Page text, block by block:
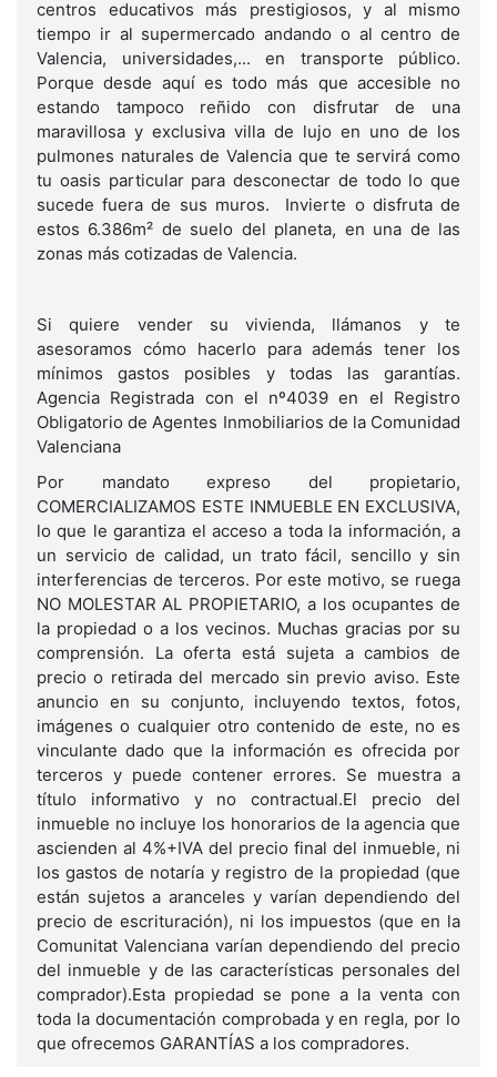
centros educativos más prestigiosos, y al mismo
tiempo ir al supermercado andando o al centro de
Valencia, universidades,... en transporte público.
Porque desde aquí es todo más que accesible no
estando tampoco reñido con disfrutar de una
maravillosa y exclusiva villa de lujo en uno de los
pulmones naturales de Valencia que te servirá como
tu oasis particular para desconectar de todo lo que
sucede fuera de sus muros. Invierte o disfruta de
estos 6.386m² de suelo del planeta, en una de las
zonas más cotizadas de Valencia.
Si quiere vender su vivienda, llámanos y te
asesoramos cómo hacerlo para además tener los
mínimos gastos posibles y todas las garantías.
Agencia Registrada con el nº4039 en el Registro
Obligatorio de Agentes Inmobiliarios de la Comunidad
Valenciana
Por mandato expreso del propietario,
COMERCIALIZAMOS ESTE INMUEBLE EN EXCLUSIVA,
lo que le garantiza el acceso a toda la información, a
un servicio de calidad, un trato fácil, sencillo y sin
interferencias de terceros. Por este motivo, se ruega
NO MOLESTAR AL PROPIETARIO, a los ocupantes de
la propiedad o a los vecinos. Muchas gracias por su
comprensión. La oferta está sujeta a cambios de
precio o retirada del mercado sin previo aviso. Este
anuncio en su conjunto, incluyendo textos, fotos,
imágenes o cualquier otro contenido de este, no es
vinculante dado que la información es ofrecida por
terceros y puede contener errores. Se muestra a
título informativo y no contractual.El precio del
inmueble no incluye los honorarios de la agencia que
ascienden al 4%+IVA del precio final del inmueble, ni
los gastos de notaría y registro de la propiedad (que
están sujetos a aranceles y varían dependiendo del
precio de escrituración), ni los impuestos (que en la
Comunitat Valenciana varían dependiendo del precio
del inmueble y de las características personales del
comprador).Esta propiedad se pone a la venta con
toda la documentación comprobada y en regla, por lo
que ofrecemos GARANTÍAS a los compradores.